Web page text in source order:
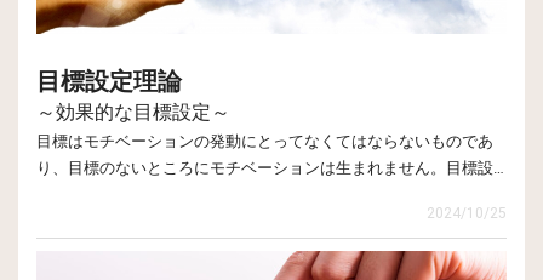
ますが、ふだんは良識的な経営者がなぜ商道徳やビジネス倫理
す。バンデューラの相互決定主義によれば、(a)道徳的思考や自
己評価といった個人的要因、(b)道徳的・反道徳的な行為、(c)
環境的要因は、相互に組み合わさって影響を及ぼしあうと考え
られます。道徳的思考や道徳的行為については、人は本来自分
力が働いて、倫理やモラルに反する行為を遠ざけるのですが、
しかしときにはこの自己規制を自ら外してしまうことが起きま
す。バンデューラはこれを、道徳的束縛からの解放メカニズム
道徳的束縛からの解
倫理的正当化
婉曲なラベリング
不正行為を美辞麗句でくるんだ表現で
都合のよい比較
不正を小さく見せるため、都合のよい
比較対象をもってくる
目標設定理論
～効果的な目標設定～
目標はモチベーションの発動にとってなくてはならないものであ
り、目標のないところにモチベーションは生まれません。目標設
am）は、効果的な目標設定のために７つのステップを紹介してい
目標達成度 ＝ 積
2024/10/25